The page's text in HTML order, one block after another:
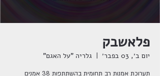
פלאשבק
יום ב׳, 03 בפבר׳
  |
גלריה "על האגם"
תערוכת אמנות רב תחומית בהשתתפות 38 אמנים